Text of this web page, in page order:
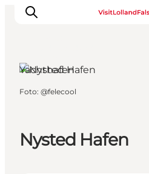
Kultur
Gastronomie
Nysted Hafen
Yachthafen
Foto: @felecool